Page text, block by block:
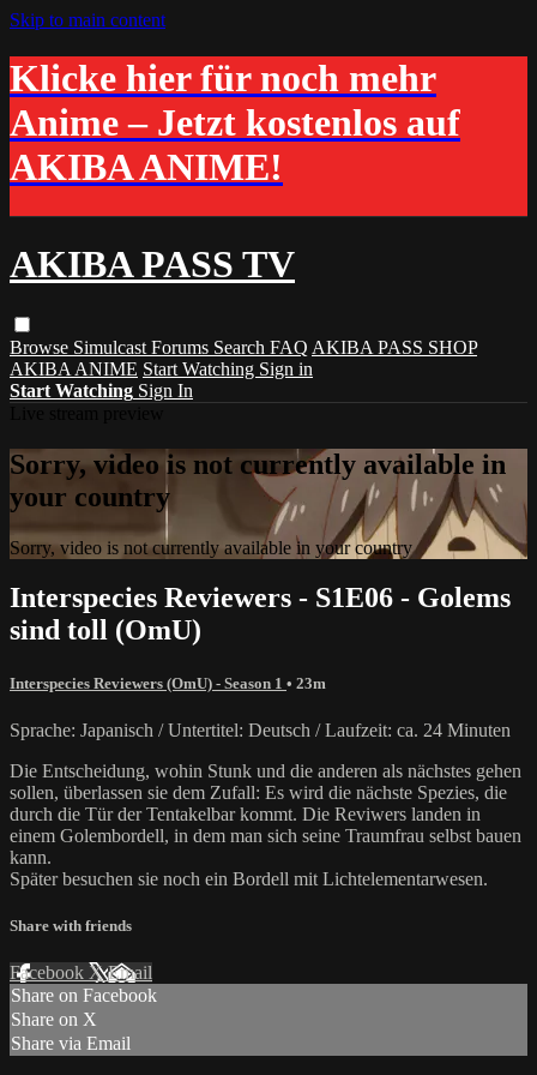
Skip to main content
Klicke hier für noch mehr
Anime – Jetzt kostenlos auf
AKIBA ANIME!
AKIBA PASS TV
Browse Simulcast Forums Search FAQ AKIBA PASS SHOP
AKIBA ANIME Start Watching Sign in
Start Watching Sign In
Sorry, video is not currently available in
your country
Sorry, video is not currently available in your country
Interspecies Reviewers - S1E06 - Golems
sind toll (OmU)
Interspecies Reviewers (OmU) - Season 1 • 23m
Sprache: Japanisch / Untertitel: Deutsch / Laufzeit: ca. 24 Minuten
Die Entscheidung, wohin Stunk und die anderen als nächstes gehen
sollen, überlassen sie dem Zufall: Es wird die nächste Spezies, die
durch die Tür der Tentakelbar kommt. Die Reviwers landen in
einem Golembordell, in dem man sich seine Traumfrau selbst bauen
kann.
Später besuchen sie noch ein Bordell mit Lichtelementarwesen.
Share with friends
Facebook XEmail
Share on Facebook
Share on X
Share via Email